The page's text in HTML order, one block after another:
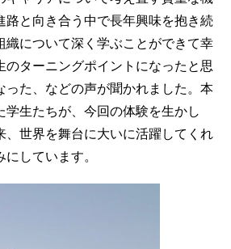
路と向き合う中で長年興味を抱き続
織について深く学ぶことができて幸
のターニングポイントになったと思
った、などの声が聞かれました。本
学生たちが、今回の体験を生かし
、世界を舞台に大いに活躍してくれ
しています。